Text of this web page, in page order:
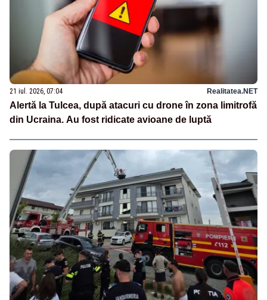
21 iul. 2026, 07:04 Realitatea.NET
Alertă la Tulcea, după atacuri cu drone în zona limitrofă
din Ucraina. Au fost ridicate avioane de luptă